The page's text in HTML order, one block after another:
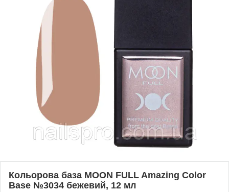
Кольорова база MOON FULL Amazing Color
Base №3034 бежевий, 12 мл